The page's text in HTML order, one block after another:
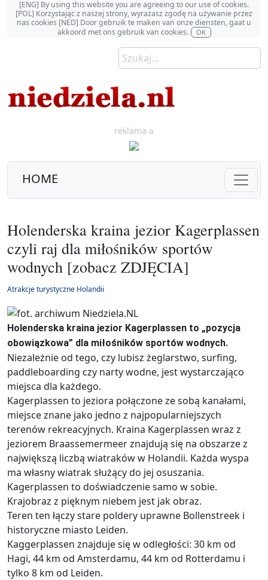
[ENG] By using this website you are agreeing to our use of cookies.
[POL] Korzystając z naszej strony, wyrażasz zgodę na używanie przez
nas cookies [NED] Door gebruik te maken van onze diensten, gaat u
akkoord met ons gebruik van cookies.
OK
reklama a
HOME
Holenderska kraina jezior Kagerplassen
czyli raj dla miłośników sportów
wodnych [zobacz ZDJĘCIA]
Atrakcje turystyczne Holandii
Holenderska kraina jezior Kagerplassen to „pozycja
obowiązkowa” dla miłośników sportów wodnych.
Niezależnie od tego, czy lubisz żeglarstwo, surfing,
paddleboarding czy narty wodne, jest wystarczająco
miejsca dla każdego.
Kagerplassen to jeziora połączone ze sobą kanałami,
miejsce znane jako jedno z najpopularniejszych
terenów rekreacyjnych. Kraina Kagerplassen wraz z
jeziorem Braassemermeer znajdują się na obszarze z
największą liczbą wiatraków w Holandii. Każda wyspa
ma własny wiatrak służący do jej osuszania.
Kagerplassen to doświadczenie samo w sobie.
Krajobraz z pięknym niebem jest jak obraz.
Teren ten łączy stare poldery uprawne Bollenstreek i
historyczne miasto Leiden.
Kaggerplassen znajduje się w odległości: 30 km od
Hagi, 44 km od Amsterdamu, 44 km od Rotterdamu i
tylko 8 km od Leiden.